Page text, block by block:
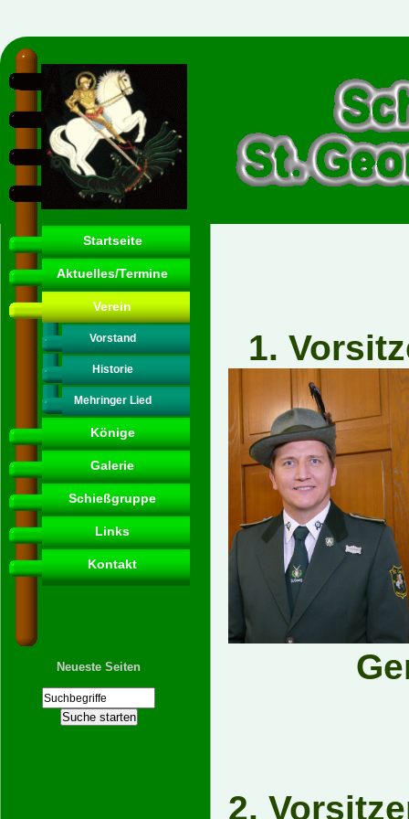
Startseite
Aktuelles/Termine
Verein
Vorstand
Historie
Mehringer Lied
Könige
Galerie
Schießgruppe
Links
Kontakt
Neueste Seiten
1.
2.